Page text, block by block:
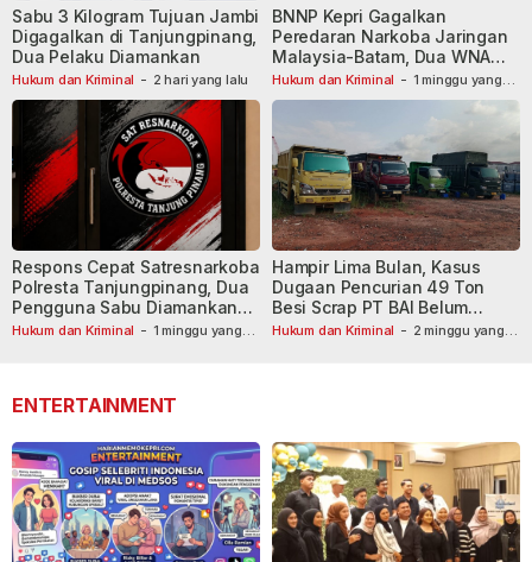
Hukum dan Kriminal - 2 hari yang lalu
Sabu 3 Kilogram Tujuan Jambi
Digagalkan di Tanjungpinang,
Dua Pelaku Diamankan
Hukum dan Kriminal - 1 minggu yang
BNNP Kepri Gagalkan
Peredaran Narkoba Jaringan
Malaysia-Batam, Dua WNA
Masih Diburu
Hukum dan Kriminal - 1 minggu yang
Respons Cepat Satresnarkoba
Polresta Tanjungpinang, Dua
Pengguna Sabu Diamankan
Usai Dilaporkan ke Call Center
Hukum dan Kriminal - 2 minggu yang
Hampir Lima Bulan, Kasus
Dugaan Pencurian 49 Ton
Besi Scrap PT BAI Belum
Tetapkan Tersangka
ENTERTAINMENT